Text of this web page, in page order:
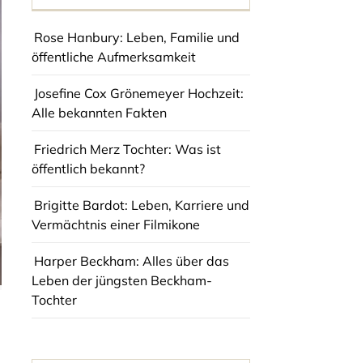
Rose Hanbury: Leben, Familie und
öffentliche Aufmerksamkeit
Josefine Cox Grönemeyer Hochzeit:
Alle bekannten Fakten
Friedrich Merz Tochter: Was ist
öffentlich bekannt?
Brigitte Bardot: Leben, Karriere und
Vermächtnis einer Filmikone
Harper Beckham: Alles über das
Leben der jüngsten Beckham-
Tochter